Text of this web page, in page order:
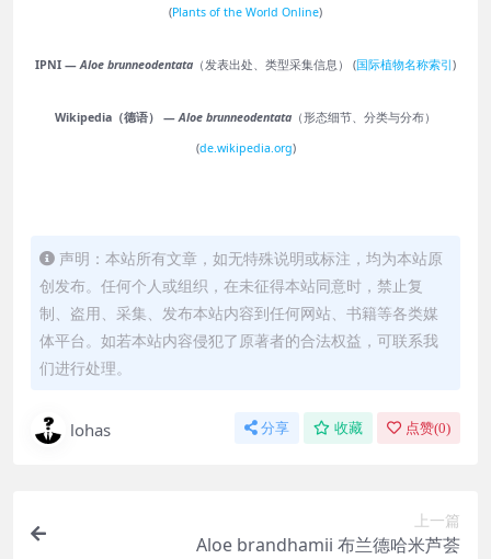
(Plants of the World Online)
IPNI —Aloe brunneodentata （发表出处、类型采集信息） (国际植物名称索引)
Wikipedia（德语） —Aloe brunneodentata （形态细节、分类与分布）
(de.wikipedia.org)
声明：本站所有文章，如无特殊说明或标注，均为本站原
创发布。任何个人或组织，在未征得本站同意时，禁止复
制、盗用、采集、发布本站内容到任何网站、书籍等各类媒
体平台。如若本站内容侵犯了原著者的合法权益，可联系我
们进行处理。
lohas 分享 收藏 点赞(0)
上一篇
Aloe brandhamii 布兰德哈米芦荟